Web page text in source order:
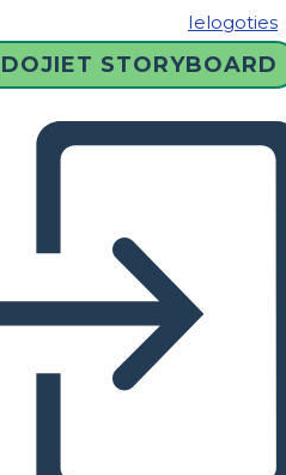
Ielogoties
STORYBOARD